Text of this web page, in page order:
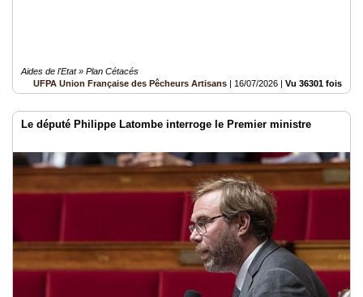
Aides de l'Etat » Plan Cétacés
UFPA Union Française des Pêcheurs Artisans | 16/07/2026 | Vu 36301 fois
Le député Philippe Latombe interroge le Premier ministre